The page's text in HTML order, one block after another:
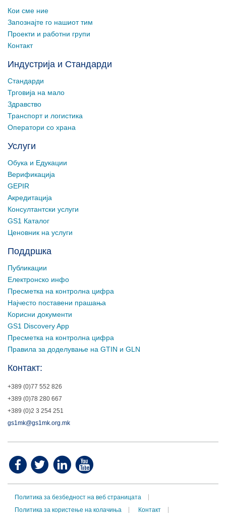
Кои сме ние
Запознајте го нашиот тим
Проекти и работни групи
Контакт
Индустрија и Стандарди
Стандарди
Трговија на мало
Здравство
Транспорт и логистика
Оператори со храна
Услуги
Обука и Едукации
Верификација
GEPIR
Акредитација
Консултантски услуги
GS1 Каталог
Ценовник на услуги
Поддршка
Публикации
Електронско инфо
Пресметка на контролна цифра
Најчесто поставени прашања
Корисни документи
GS1 Discovery App
Пресметка на контролна цифра
Правила за доделување на GTIN и GLN
Контакт:
+389 (0)77 552 826
+389 (0)78 280 667
+389 (0)2 3 254 251
gs1mk@gs1mk.org.mk
Политика за безбедност на веб страницата
Политика за користење на колачиња
Контакт